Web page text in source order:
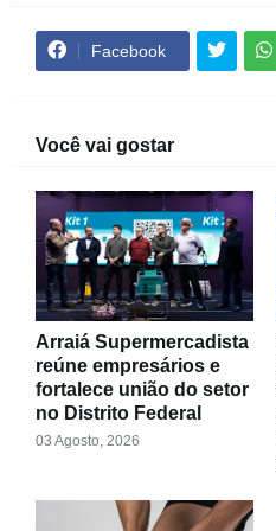
Facebook
Você vai gostar
Arraiá Supermercadista
reúne empresários e
fortalece união do setor
no Distrito Federal
03 Agosto, 2026